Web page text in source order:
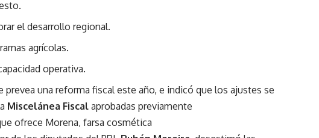
el desarrollo regional.
agrícolas.
operativa.
prevea una reforma fiscal este año, e indicó que los ajustes se
Miscelánea Fiscal aprobadas previamente
ofrece Morena, farsa cosmética